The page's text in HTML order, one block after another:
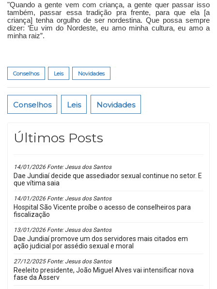
"Quando a gente vem com criança, a gente quer passar isso
também, passar essa tradição pra frente, para que ela [a
criança] tenha orgulho de ser nordestina. Que possa sempre
dizer: ‘Eu vim do Nordeste, eu amo minha cultura, eu amo a
minha raiz”.
Conselhos Leis Novidades
Conselhos Leis Novidades
Últimos Posts
14/01/2026 Fonte: Jesus dos Santos
Dae Jundiaí decide que assediador sexual continue no setor. E
que vítima saia
14/01/2026 Fonte: Jesus dos Santos
Hospital São Vicente proíbe o acesso de conselheiros para
fiscalização
13/01/2026 Fonte: Jesus dos Santos
Dae Jundiaí promove um dos servidores mais citados em
ação judicial por assédio sexual e moral
27/12/2025 Fonte: Jesus dos Santos
Reeleito presidente, João Miguel Alves vai intensificar nova
fase da Asserv